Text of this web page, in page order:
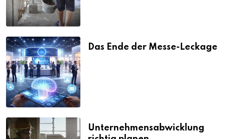
Das Ende der Messe-Leckage
Unternehmensabwicklung